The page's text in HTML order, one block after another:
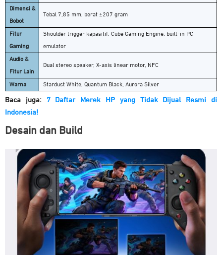
Dimensi &
Bobot
Tebal 7,85 mm, berat ±207 gram
Fitur
Gaming
Shoulder trigger kapasitif, Cube Gaming Engine, built-in PC
emulator
Audio &
Fitur Lain
Dual stereo speaker, X-axis linear motor, NFC
Warna Stardust White, Quantum Black, Aurora Silver
Baca juga: 7 Daftar Merek HP yang Tidak Dijual Resmi di
Indonesia!
Desain dan Build